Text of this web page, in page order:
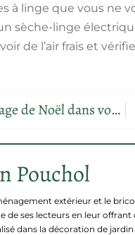
à linge que vous ne
sèche-linge
de l’air frais et
Les bonnes idées pour un paysage de Noël dans votre jardin
Pouchol
extérieur et le
de ses lecteurs en leur
dans la décoration de